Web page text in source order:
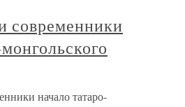
современники
начало татаро-